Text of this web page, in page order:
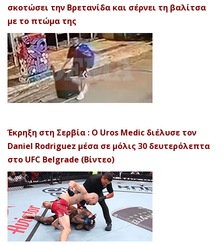
σκοτώσει την Βρετανίδα και σέρνει τη βαλίτσα
με το πτώμα της
Έκρηξη στη Σερβία : Ο Uros Medic διέλυσε τον
Daniel Rodriguez μέσα σε μόλις 30 δευτερόλεπτα
στο UFC Belgrade (Βίντεο)